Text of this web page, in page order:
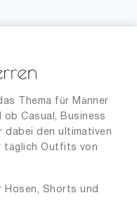
Thema für Männer
ob Casual, Business
den ultimativen
täglich Outfits von
Hosen, Shorts und